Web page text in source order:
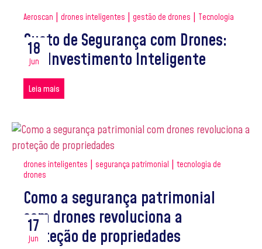
Aeroscan | drones inteligentes | gestão de drones | Tecnologia
Custo de Segurança com Drones:
Um Investimento Inteligente
Leia mais
18
jun
drones inteligentes | segurança patrimonial | tecnologia de
drones
Como a segurança patrimonial
com drones revoluciona a
proteção de propriedades
17
jun